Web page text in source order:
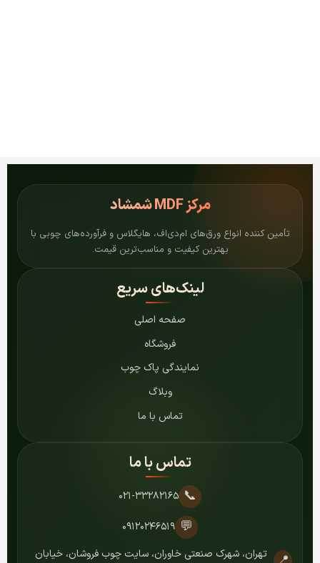
مرکزMDF شمشاد
تأمین کننده انواع ورق‌های ام‌دی‌اف، هایگلاس و فرآورده‌های چوبی با
بهترین کیفیت و مناسب‌ترین قیمت.
لینک‌های سریع
صفحه اصلی
فروشگاه
نمایندگی پاک چوب
وبلاگ
تماس با ما
تماس با ما
📞 ۰۲۱-۳۳۲۸۲۱۶۵
💬 ۰۹۱۲۰۲۴۶۵۱۹
تهران، شهرک صنعتی خاوران، سایت چوب فروشان، خیابان